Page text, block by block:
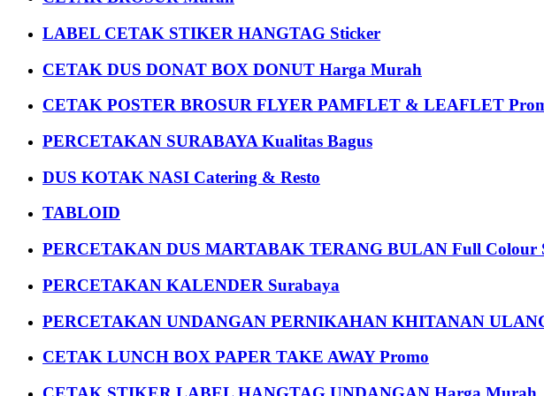
LABEL CETAK STIKER HANGTAG Sticker
CETAK DUS DONAT BOX DONUT Harga Murah
CETAK POSTER BROSUR FLYER PAMFLET & LEAFLET
PERCETAKAN SURABAYA Kualitas Bagus
DUS KOTAK NASI Catering & Resto
TABLOID
PERCETAKAN DUS MARTABAK TERANG BULAN Full Colour
PERCETAKAN KALENDER Surabaya
PERCETAKAN UNDANGAN PERNIKAHAN KHITANAN
CETAK LUNCH BOX PAPER TAKE AWAY Promo